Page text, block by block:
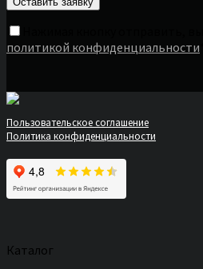
политикой конфиденциальности
Пользовательское соглашение
Политика конфиденциальности
Каталог